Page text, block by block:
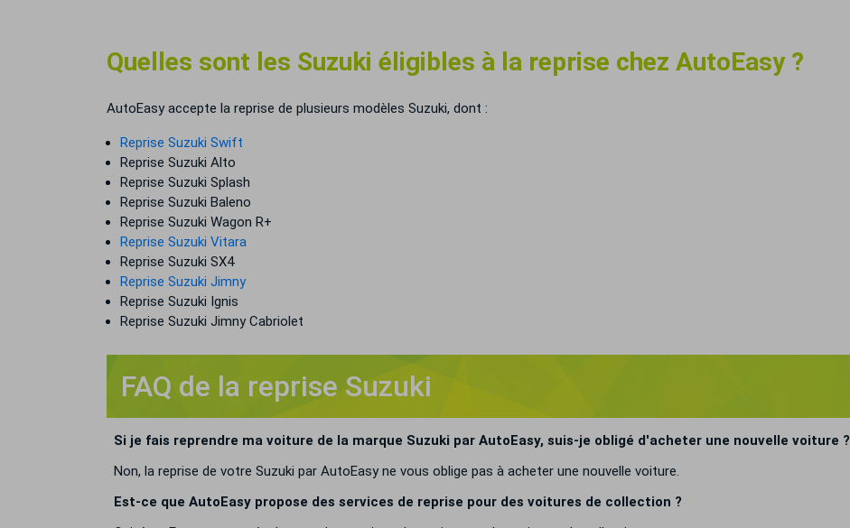
Quelles sont les Suzuki éligibles à la reprise chez AutoEasy ?
AutoEasy accepte la reprise de plusieurs modèles Suzuki, dont :
Reprise Suzuki Swift
Reprise Suzuki Alto
Reprise Suzuki Splash
Reprise Suzuki Baleno
Reprise Suzuki Wagon R+
Reprise Suzuki Vitara
Reprise Suzuki SX4
Reprise Suzuki Jimny
Reprise Suzuki Ignis
Reprise Suzuki Jimny Cabriolet
FAQ de la reprise Suzuki
Si je fais reprendre ma voiture de la marque Suzuki par AutoEasy, suis-je obligé d'acheter une nouvelle voiture ?
Non, la reprise de votre Suzuki par AutoEasy ne vous oblige pas à acheter une nouvelle voiture.
Est-ce que AutoEasy propose des services de reprise pour des voitures de collection ?